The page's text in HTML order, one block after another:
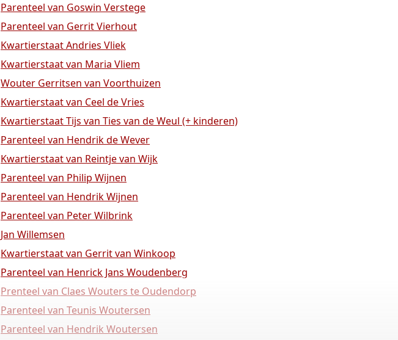
Parenteel van Goswin Verstege
Parenteel van Gerrit Vierhout
Kwartierstaat Andries Vliek
Kwartierstaat van Maria Vliem
Wouter Gerritsen van Voorthuizen
Kwartierstaat van Ceel de Vries
Kwartierstaat Tijs van Ties van de Weul (+ kinderen)
Parenteel van Hendrik de Wever
Kwartierstaat van Reintje van Wijk
Parenteel van Philip Wijnen
Parenteel van Hendrik Wijnen
Parenteel van Peter Wilbrink
Jan Willemsen
Kwartierstaat van Gerrit van Winkoop
Parenteel van Henrick Jans Woudenberg
Prenteel van Claes Wouters te Oudendorp
Parenteel van Teunis Woutersen
Parenteel van Hendrik Woutersen